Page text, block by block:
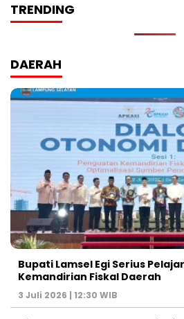
TRENDING
DAERAH
Bupati Lamsel Egi Serius
Kemandirian Fiskal Daerah
3 Juli 2026 | 12:30 WIB